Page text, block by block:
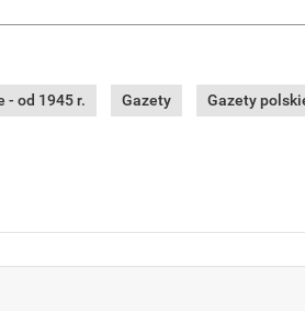
- od 1945 r. Gazety Gazety